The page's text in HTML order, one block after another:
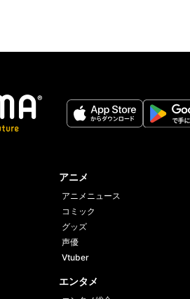
アニメ
アニメニュース
コミック
グッズ
声優
Vtuber
エンタメ